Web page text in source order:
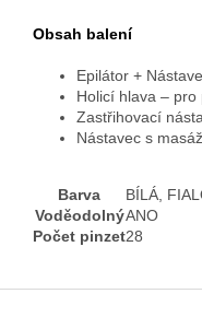
Obsah balení
Epilátor +
Holicí hlava –
Zastřihovací
Nástavec s
Barva BÍLÁ,
VoděodolnýANO
Počet pinzet28